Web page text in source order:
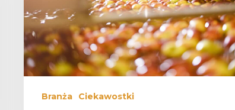
Branża
Ciekawostki